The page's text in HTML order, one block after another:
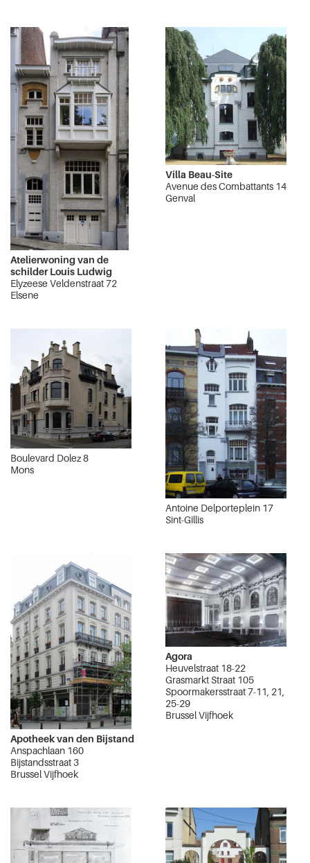
Atelierwoning van de
schilder Louis Ludwig
Elyzeese Veldenstraat 72
Elsene
Villa Beau-Site
Avenue des Combattants 14
Genval
Boulevard Dolez 8
Mons
Antoine Delporteplein 17
Sint-Gillis
Apotheek van den Bijstand
Anspachlaan 160
Bijstandsstraat 3
Brussel Vijfhoek
Agora
Heuvelstraat 18-22
Grasmarkt Straat 105
Spoormakersstraat 7-11, 21,
25-29
Brussel Vijfhoek